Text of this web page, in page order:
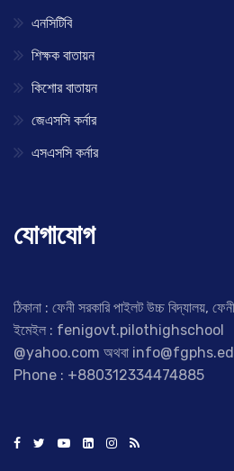
এনসিটিবি
শিক্ষক বাতায়ন
কিশোর বাতায়ন
জেএসসি কর্নার
এসএসসি কর্নার
যোগাযোগ
ঠিকানা : ফেনী সরকারি পাইলট উচ্চ বিদ্যালয়,
ইমেইল : fenigovt.pilothighschool
@yahoo.com অথবা
Phone : +880312334474885